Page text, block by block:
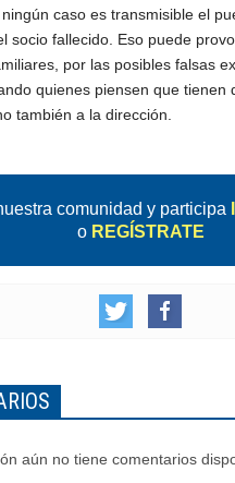
caso es transmisible el
socio fallecido. Eso puede
por las posibles falsas
quienes piensen que tienen
también a la dirección.
comunidad y participa
o REGÍSTRATE
aún no tiene comentarios